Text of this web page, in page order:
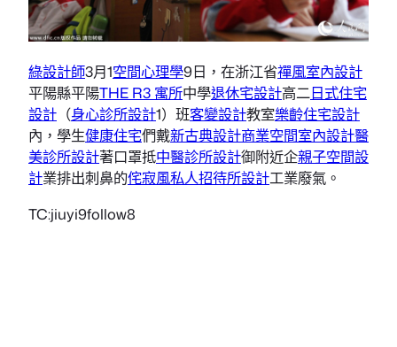
綠設計師3月1空間心理學9日，在浙江省禪風室內設計
平陽縣平陽THE R3 寓所中學退休宅設計高二日式住宅
設計 （身心診所設計1）班客變設計教室樂齡住宅設計
內，學生健康住宅們戴新古典設計商業空間室內設計醫
美診所設計著口罩抵中醫診所設計御附近企親子空間設
計業排出刺鼻的侘寂風私人招待所設計工業廢氣。
TC:jiuyi9follow8